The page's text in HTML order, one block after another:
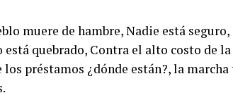
muere de hambre, Nadie está
quebrado, Contra el alto costo de
préstamos ¿dónde están?, la